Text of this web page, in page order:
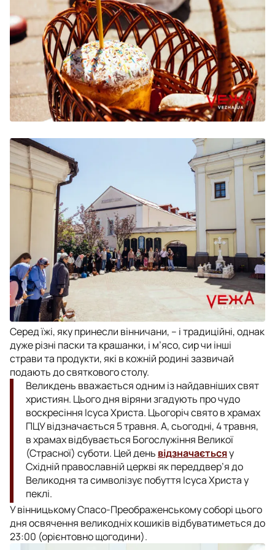
Серед їжі, яку принесли вінничани, – і традиційні, однак
дуже різні паски та крашанки, і м’ясо, сир чи інші
страви та продукти, які в кожній родині зазвичай
подають до святкового столу.
Великдень вважається одним із найдавніших свят
християн. Цього дня віряни згадують про чудо
воскресіння Ісуса Христа. Цьогоріч свято в храмах
ПЦУ відзначається 5 травня. А, сьогодні, 4 травня,
в храмах відбувається Богослужіння Великої
(Страсної) суботи. Цей день відзначаєтьсяу
Східній православній церкві як переддвер’я до
Великодня та символізує побуття Ісуса Христа у
пеклі.
У вінницькому Спасо-Преображенському соборі цього
дня освячення великодніх кошиків відбуватиметься до
23:00 (орієнтовно щогодини).